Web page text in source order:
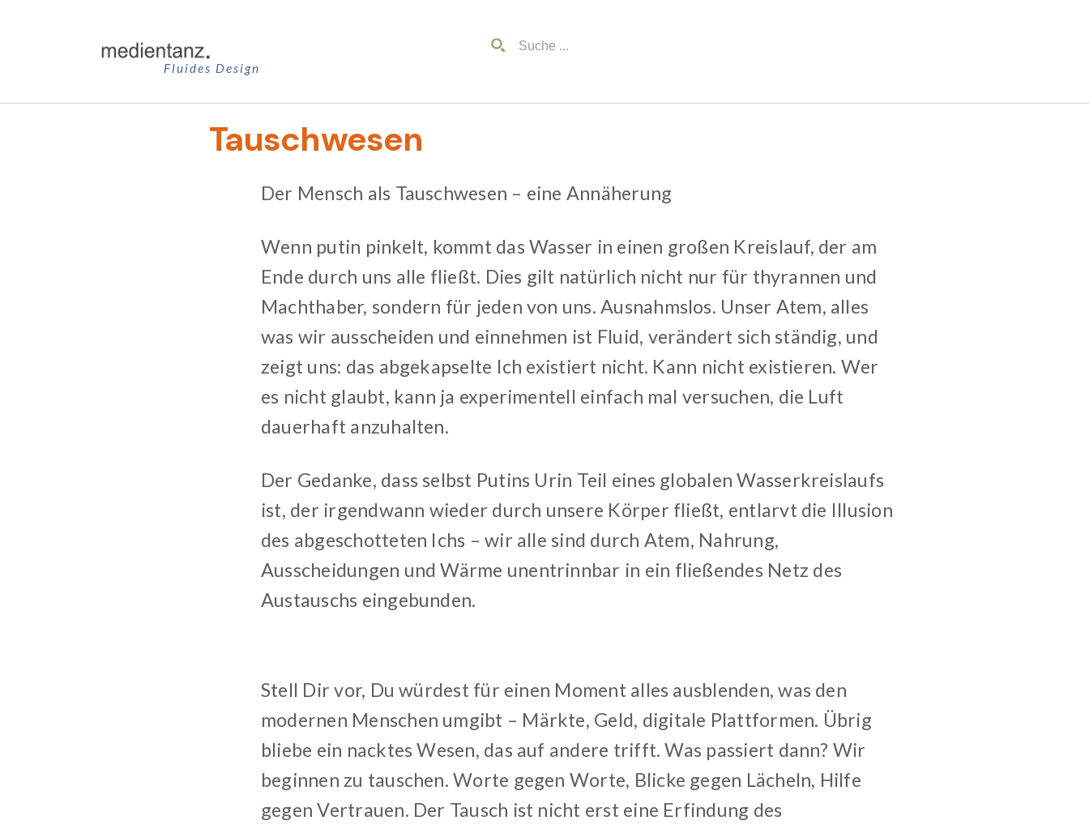
Fluides Design
Tauschwesen
Der Mensch als Tauschwesen – eine Annäherung
Wenn putin pinkelt, kommt das Wasser in einen großen Kreislauf, der am
Ende durch uns alle fließt. Dies gilt natürlich nicht nur für thyrannen und
Machthaber, sondern für jeden von uns. Ausnahmslos. Unser Atem, alles
was wir ausscheiden und einnehmen ist Fluid, verändert sich ständig, und
zeigt uns: das abgekapselte Ich existiert nicht. Kann nicht existieren. Wer
es nicht glaubt, kann ja experimentell einfach mal versuchen, die Luft
dauerhaft anzuhalten.
Der Gedanke, dass selbst Putins Urin Teil eines globalen Wasserkreislaufs
ist, der irgendwann wieder durch unsere Körper fließt, entlarvt die Illusion
des abgeschotteten Ichs – wir alle sind durch Atem, Nahrung,
Ausscheidungen und Wärme unentrinnbar in ein fließendes Netz des
Austauschs eingebunden.
Stell Dir vor, Du würdest für einen Moment alles ausblenden, was den
modernen Menschen umgibt – Märkte, Geld, digitale Plattformen. Übrig
bliebe ein nacktes Wesen, das auf andere trifft. Was passiert dann? Wir
beginnen zu tauschen. Worte gegen Worte, Blicke gegen Lächeln, Hilfe
gegen Vertrauen. Der Tausch ist nicht erst eine Erfindung des